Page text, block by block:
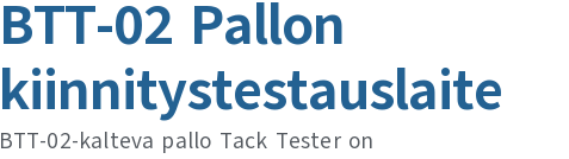
BTT-02 Pallon
kiinnitystestauslaite
BTT-02-kalteva pallo Tack Tester on